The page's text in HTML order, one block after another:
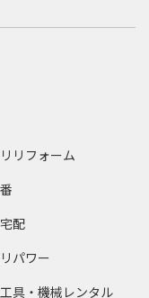
リフォーム
配
パワー
具・機械レンタル